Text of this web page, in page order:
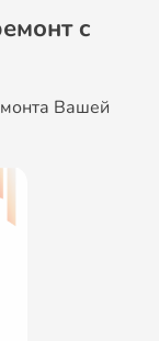
c
Вашей